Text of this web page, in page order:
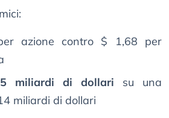
azione contro $ 1,68 per
miliardi di dollari su una
miliardi di dollari